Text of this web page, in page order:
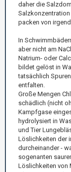
daher die
packen von
In
aber nicht am
Natrium- oder
bildet gelöst in
tatsächlich
entfalten.
Große Mengen
schädlich (nicht
Kampfgase
hydrolysiert in
und Tier
Löslichkeiten der
durcheinander -
sogenanten
Löslichkeiten von